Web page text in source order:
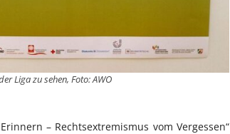
Liga zu sehen, Foto: AWO
– Rechtsextremismus vom Vergessen“